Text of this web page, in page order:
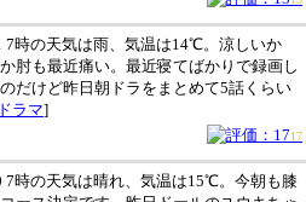
7時の天気は雨、気温は14℃。涼しいか
肘も最近痛い。最近寝てばかりで録画し
だけど昨日朝ドラをまとめて5話くらい
ラマ]
17
7時の天気は晴れ、気温は15℃。今朝も膝